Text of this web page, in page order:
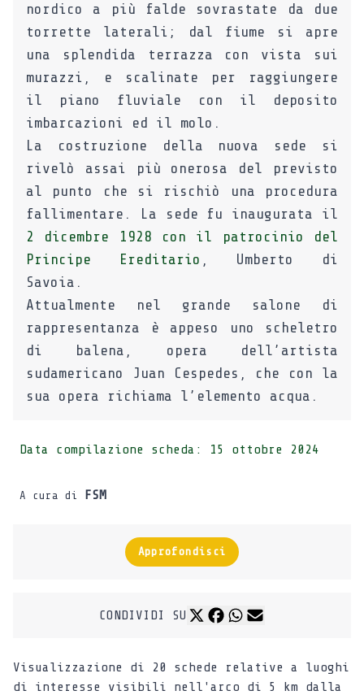
nordico a più falde sovrastate da due
torrette laterali; dal fiume si apre
una splendida terrazza con vista sui
murazzi, e scalinate per raggiungere
il piano fluviale con il deposito
imbarcazioni ed il molo.
La costruzione della nuova sede si
rivelò assai più onerosa del previsto
al punto che si rischiò una procedura
fallimentare. La sede fu inaugurata il
2 dicembre 1928 con il patrocinio del
Principe Ereditario , Umberto di
Savoia.
Attualmente nel grande salone di
rappresentanza è appeso uno scheletro
di balena, opera dell’artista
sudamericano Juan Cespedes, che con la
sua opera richiama l’elemento acqua.
Data compilazione scheda: 15 ottobre 2024
A cura di FSM
Approfondisci
CONDIVIDI SU
Visualizzazione di 20 schede relative a luoghi
di interesse visibili nell'arco di 5 km dalla